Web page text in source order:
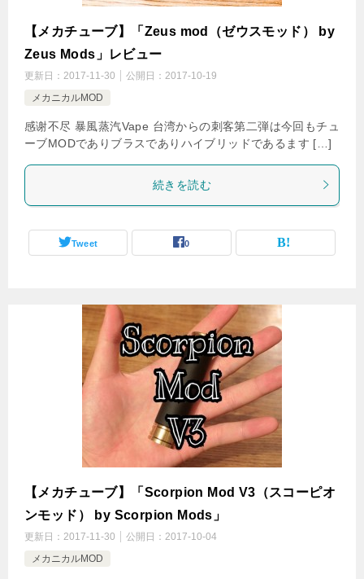
【メカチューブ】「Zeus mod（ゼウスモッド） by
Zeus Mods」レビュー
更新日： 2017-11-30 公開日： 2017-10-19
メカニカルMOD
感谢不尽 暴風蒸汽Vape 台湾からの刺客第二弾は今回もチュ
ーブMODでありブラスでありハイブリッドであるます […]
続きを読む
Tweet 0
【メカチューブ】「Scorpion Mod V3（スコーピオ
ンモッド） by Scorpion Mods」
更新日： 2017-11-30 公開日： 2017-10-04
メカニカルMOD